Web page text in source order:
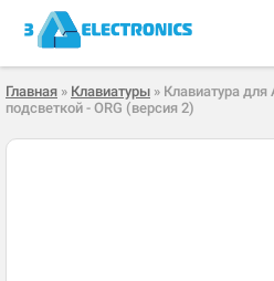
Главная » Клавиатуры » Клавиатура
подсветкой - ORG (версия 2)